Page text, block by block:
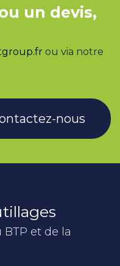
un devis,
ou via notre
nous
et de la